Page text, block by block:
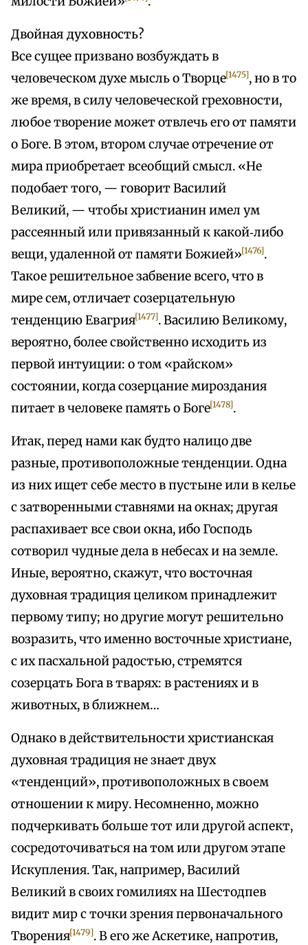
Двойная духовность?
Все сущее призвано возбуждать в
человеческом духе мысль о Творце[1475], но в то
же время, в силу человеческой греховности,
любое творение может отвлечь его от памяти
о Боге. В этом, втором случае отречение от
мира приобретает всеобщий смысл. «Не
подобает того, — говорит Василий
Великий, — чтобы христианин имел ум
рассеянный или привязанный к какой‑либо
вещи, удаленной от памяти Божией»[1476].
Такое решительное забвение всего, что в
мире сем, отличает созерцательную
тенденцию Евагрия[1477]. Василию Великому,
вероятно, более свойственно исходить из
первой интуиции: о том «райском»
состоянии, когда созерцание мироздания
питает в человеке память о Боге[1478].
Итак, перед нами как будто налицо две
разные, противоположные тенденции. Одна
из них ищет себе место в пустыне или в келье
с затворенными ставнями на окнах; другая
распахивает все свои окна, ибо Господь
сотворил чудные дела в небесах и на земле.
Иные, вероятно, скажут, что восточная
духовная традиция целиком принадлежит
первому типу; но другие могут решительно
возразить, что именно восточные христиане,
с их пасхальной радостью, стремятся
созерцать Бога в тварях: в растениях и в
животных, в ближнем…
Однако в действительности христианская
духовная традиция не знает двух
«тенденций», противоположных в своем
отношении к миру. Несомненно, можно
подчеркивать больше тот или другой аспект,
сосредоточиваться на том или другом этапе
Искупления. Так, например, Василий
Великий в своих гомилиях на Шестодпев
видит мир с точки зрения первоначального
Творения[1479]. В его же Аскетике, напротив,